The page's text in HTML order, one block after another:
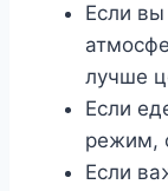
Если
лучше
Если
режим,
Если